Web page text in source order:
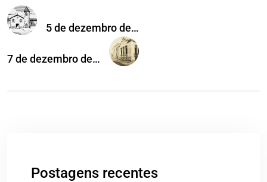
5 de dezembro de…
7 de dezembro de…
Postagens recentes